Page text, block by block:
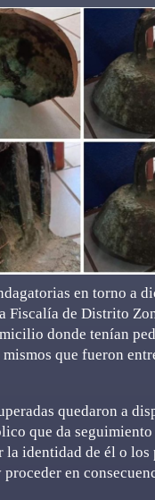
en torno a
Fiscalía de Distrito
donde tenían
que fueron
quedaron a
que da seguimiento
la identidad de él o los
proceder en